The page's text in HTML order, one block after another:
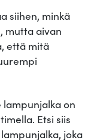
siihen, minkä
mutta aivan
että mitä
lampunjalka on
Etsi siis
joka